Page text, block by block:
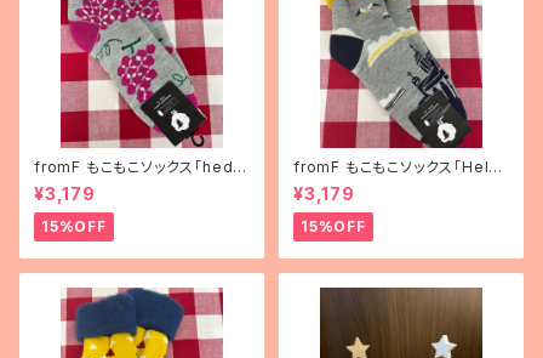
fromF もこもこソックス「hedel
mä（果物）」
¥3,179
15%OFF
fromF もこもこソックス「Helsi
nki（ヘルシンキ）」
¥3,179
15%OFF